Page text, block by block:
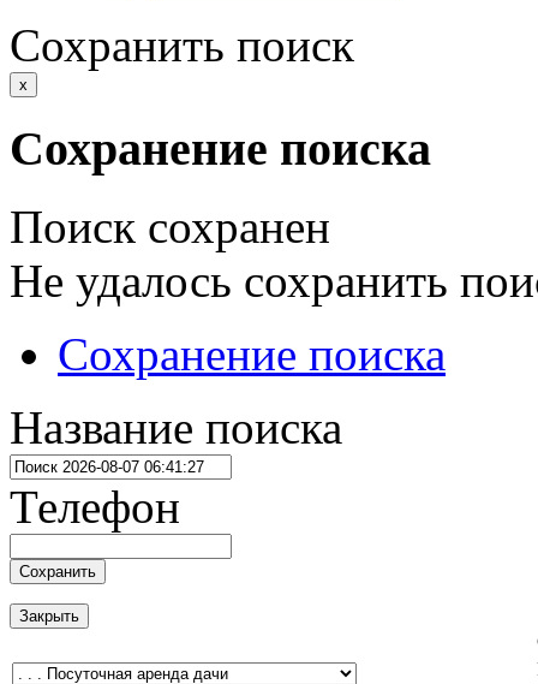
Сохранить поиск
x
Сохранение поиска
Поиск сохранен
Не удалось сохранить
Сохранение поиска
Название поиска
Телефон
Сохранить
Закрыть